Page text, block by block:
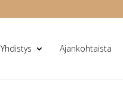
Yhdistys Ajankohtaista